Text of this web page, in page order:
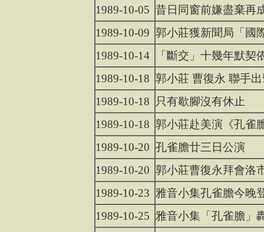
1989-10-05 昔日同窗前嫌盡棄再
1989-10-09 郭小莊獲新聞局「國
1989-10-14
「斷交」十幾年默契
1989-10-18 郭小莊 曹復永 聯手
1989-10-18
只有歇腳沒有休止
1989-10-18 郭小莊赴美演《孔雀
1989-10-20 孔雀膽廿三日公演
1989-10-20 郭小莊曹復永拜會洛
1989-10-23 雅音小集孔雀膽今晚
1989-10-25 雅音小集「孔雀膽」